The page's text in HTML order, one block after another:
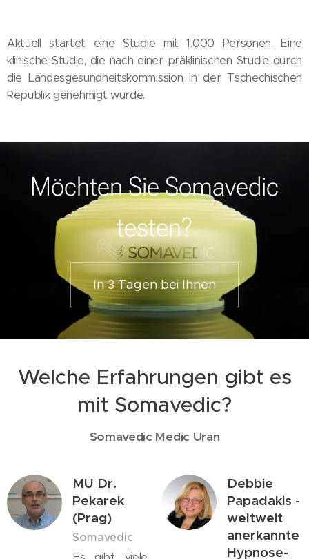
Aktuell startet eine Studie mit 1.000 Personen. Eine
klinische Studie, die nach einer präklinischen Studie durch
die Landesgesundheitskommission in der Tschechischen
Republik genehmigt wurde.
Möchten Sie Somavedic
testen?
In 3 Tagen bei Ihnen
Welche Erfahrungen gibt es
mit Somavedic?
Somavedic Medic Uran
MU Dr.
Pekarek
(Prag)
Somavedic
Debbie
Papadakis -
weltweit
anerkannte
Hypnose-